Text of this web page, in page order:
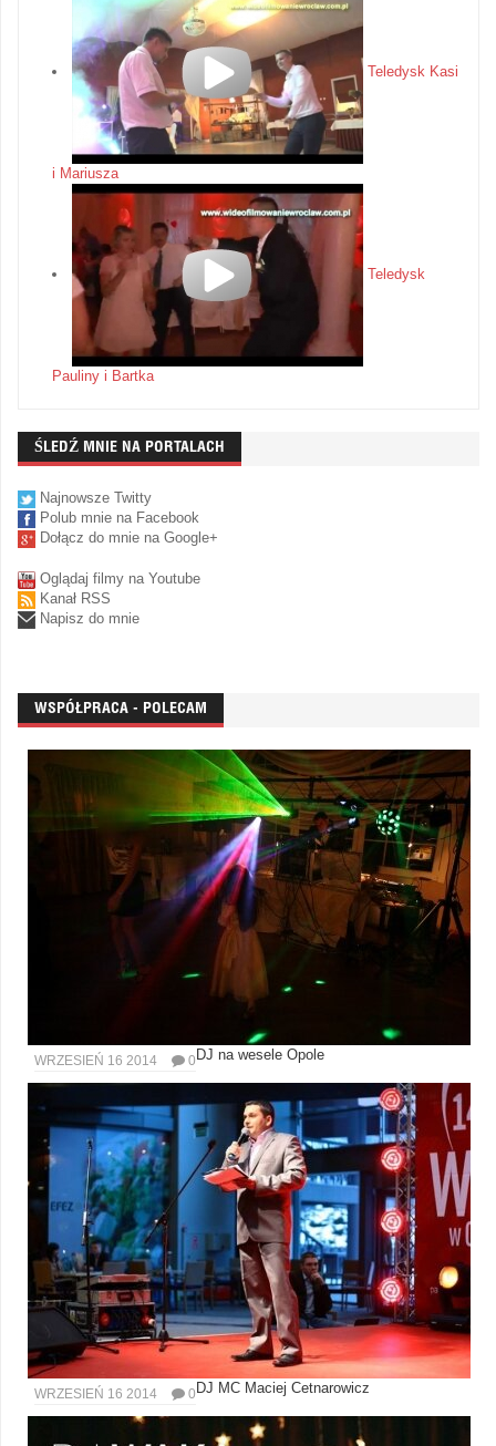
Teledysk Kasi
i Mariusza
Teledysk
Pauliny i Bartka
ŚLEDŹ MNIE NA PORTALACH
Najnowsze Twitty
Polub mnie na Facebook
Dołącz do mnie na Google+
Oglądaj filmy na Youtube
Kanał RSS
Napisz do mnie
WSPÓŁPRACA - POLECAM
WRZESIEŃ 16 2014 0 DJ na wesele Opole
WRZESIEŃ 16 2014 0 DJ MC Maciej Cetnarowicz